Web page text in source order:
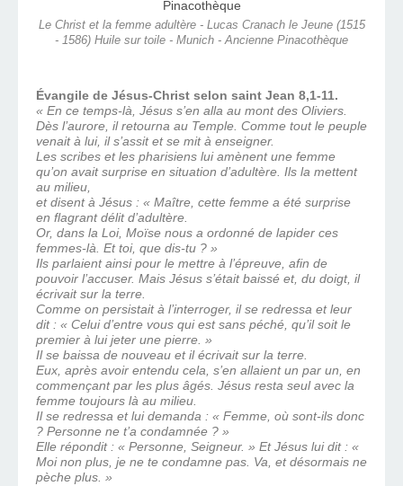
Le Christ et la femme adultère - Lucas Cranach le Jeune (1515
- 1586) Huile sur toile - Munich - Ancienne Pinacothèque
Évangile de Jésus-Christ selon saint Jean 8,1-11.
« En ce temps-là, Jésus s’en alla au mont des Oliviers.
Dès l’aurore, il retourna au Temple. Comme tout le peuple
venait à lui, il s’assit et se mit à enseigner.
Les scribes et les pharisiens lui amènent une femme
qu’on avait surprise en situation d’adultère. Ils la mettent
au milieu,
et disent à Jésus : « Maître, cette femme a été surprise
en flagrant délit d’adultère.
Or, dans la Loi, Moïse nous a ordonné de lapider ces
femmes-là. Et toi, que dis-tu ? »
Ils parlaient ainsi pour le mettre à l’épreuve, afin de
pouvoir l’accuser. Mais Jésus s’était baissé et, du doigt, il
écrivait sur la terre.
Comme on persistait à l’interroger, il se redressa et leur
dit : « Celui d’entre vous qui est sans péché, qu’il soit le
premier à lui jeter une pierre. »
Il se baissa de nouveau et il écrivait sur la terre.
Eux, après avoir entendu cela, s’en allaient un par un, en
commençant par les plus âgés. Jésus resta seul avec la
femme toujours là au milieu.
Il se redressa et lui demanda : « Femme, où sont-ils donc
? Personne ne t’a condamnée ? »
Elle répondit : « Personne, Seigneur. » Et Jésus lui dit : «
Moi non plus, je ne te condamne pas. Va, et désormais ne
pèche plus. »